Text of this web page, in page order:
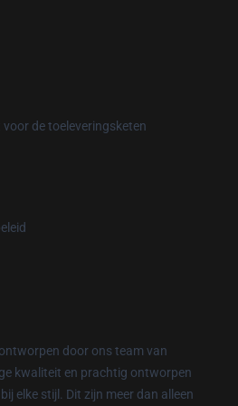
de toeleveringsketen
door ons team van
kwaliteit en prachtig ontworpen
elke stijl. Dit zijn meer dan alleen